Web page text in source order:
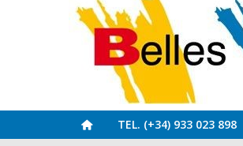
TEL. (+34) 933 023 898